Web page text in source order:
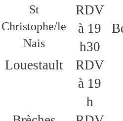
St
Christophe/le
Nais
RDV
à 19
h30
Louestault
RDV
à 19
h